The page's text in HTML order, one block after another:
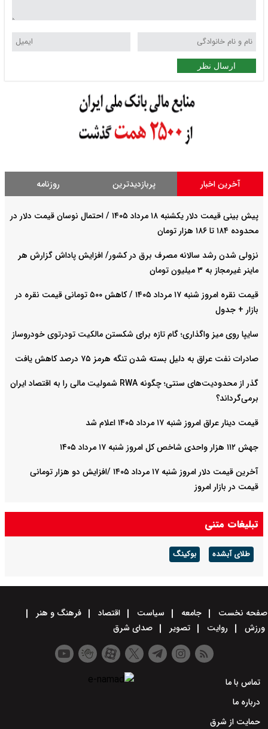
ارسال نظر
آخرین اخبار پربازدیدترین روزنامه
پیش ‌بینی قیمت دلار یکشنبه ۱۸ مرداد ۱۴۰۵ / احتمال نوسان قیمت دلار در
محدوده ۱۸۴ تا ۱۸۶ هزار تومان
نزولی شدن رشد سالانه مصرف برق در کشور/ افزایش پاداش گزارش هر
ماینر غیرمجاز به ۳ میلیون تومان
قیمت نقره امروز شنبه ۱۷ مرداد ۱۴۰۵ / کاهش ۵۰۰ تومانی قیمت نقره در
بازار + جدول
سایپا روی میز واگذاری؛ گام تازه برای شکستن مالکیت تودرتوی خودروساز
صادرات نفت عراق به دلیل بسته شدن تنگه هرمز ۷۵ درصد کاهش یافت
گذر از محدودیت‌های سنتی؛ چگونه RWA شمولیت مالی را به اقتصاد ایران
برمی‌گرداند؟
قیمت دینار عراق امروز شنبه ۱۷ مرداد ۱۴۰۵ اعلام شد
جهش ۱۱۲ هزار واحدی شاخص کل امروز شنبه ۱۷ مرداد ۱۴۰۵
آخرین قیمت دلار امروز شنبه ۱۷ مرداد ۱۴۰۵ /افزایش دو هزار تومانی
قیمت در بازار امروز
آخرین قیمت طلا و سکه امروز شنبه ۱۷ مرداد ۱۴۰۵ / سکه امامی در ارتفاع
۱۸۸ میلیونی نشست + جدول
تبلیغات متنی
طلای آبشده بوکینگ
صفحه نخست جامعه سیاست اقتصاد
فرهنگ و هنر
ورزش
روایت تصویر صدای شرق
تماس با ما
درباره ما
حمایت از شرق